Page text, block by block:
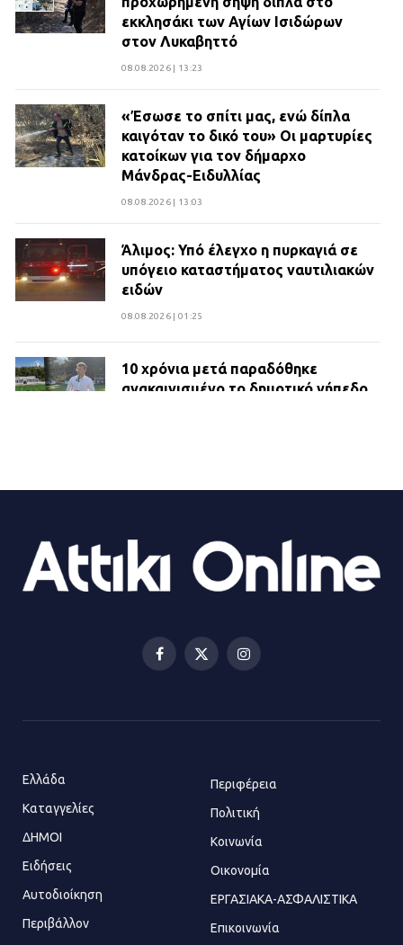
εκκλησάκι των Αγίων Ισιδώρων
στον Λυκαβηττό
08.08.2026 | 13:23
«Έσωσε το σπίτι μας, ενώ δίπλα
καιγόταν το δικό του» Οι μαρτυρίες
κατοίκων για τον δήμαρχο
Μάνδρας-Ειδυλλίας
08.08.2026 | 13:03
Άλιμος: Υπό έλεγχο η πυρκαγιά σε
υπόγειο καταστήματος ναυτιλιακών
ειδών
08.08.2026 | 01:25
10 χρόνια μετά παραδόθηκε
ανακαινισμένο το δημοτικό γήπεδο
ΔΗΜΟΣ ΜΑΝΔΡΑΣ ΕΙΔΥΛΛΙΑΣ:
23.07.2026 | 14:58
Πολυχώρο ΙΡΙΣ
21.07.2026 | 14:01
Πώς έγινε η επίθεση στους δύο
«Φρένο» στα ηλεκτρικά πατίνια:
Τέλος η οδήγησή τους από
Facebook
X
Instagram
Ελλάδα
Καταγγελίες
ΔΗΜΟΙ
Ειδήσεις
Αυτοδιοίκηση
Περιβάλλον
Περιφέρεια
Πολιτική
Κοινωνία
Οικονομία
ΕΡΓΑΣΙΑΚΑ-ΑΣΦΑΛΙΣΤΙΚΑ
Επικοινωνία